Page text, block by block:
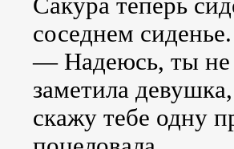
Сакура теперь
соседнем сиденье.
— Надеюсь, ты не
заметила
скажу тебе одну